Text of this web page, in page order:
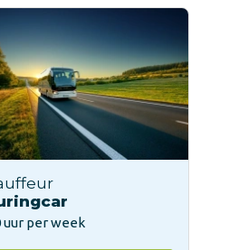
uur per week